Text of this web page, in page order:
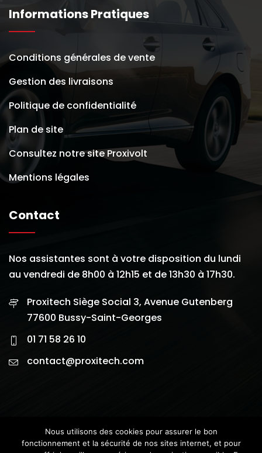
Informations Pratiques
Conditions générales de vente
Gestion des livraisons
Politique de confidentialité
Plan de site
Consultez notre site Proxivolt
Mentions légales
Contact
Nos assistantes sont à votre disposition du lundi
au vendredi de 8h00 à 12h15 et de 13h30 à 17h30.
Proxitech Siège Social 3, Avenue Gutenberg
77600 Bussy-Saint-Georges
01 71 58 26 10
contact@proxitech.com
Nous utilisons des cookies pour assurer le bon
fonctionnement et la sécurité de nos sites internet, et pour